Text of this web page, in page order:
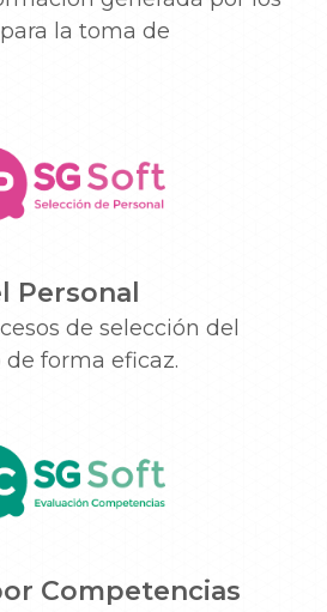
la toma de
Personal
de selección del
forma eficaz.
Competencias